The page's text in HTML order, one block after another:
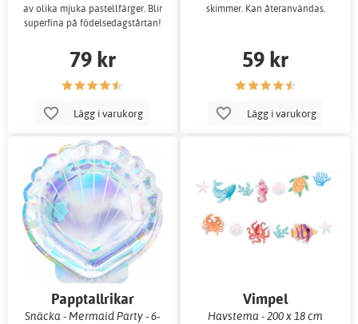
av olika mjuka pastellfärger. Blir
superfina på födelsedagstårtan!
79 kr
Lägg i varukorg
skimmer. Kan återanvändas.
59 kr
Lägg i varukorg
Papptallrikar
Snäcka - Mermaid Party - 6-
Vimpel
Havstema - 200 x 18 cm